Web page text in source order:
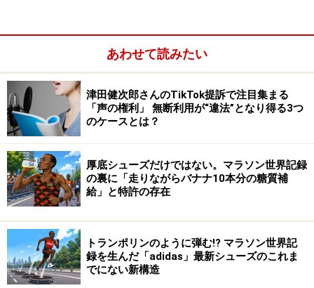
同課は続けて「運転免許を持つ皆さんが教えてあげてく
ださい」「一時停止をしないことがいかに危険かという
ことを･･･」とつづり、免許を持っている大人が日常生活
の中で子どもたちに正しい交通ルールを伝えるよう呼び
あわせて読みたい
津田健次郎さんのTikTok提訴で注目集まる
「声の権利」 無断利用が“違法”となり得る3つ
のケースとは？
厚底シューズだけではない。マラソン世界記録
の裏に「走りながらバナナ10本分の糖質補
給」と特許の存在
トランポリンのように弾む!? マラソン世界記
録を生んだ「adidas」最新シューズのこれま
でにない新構造